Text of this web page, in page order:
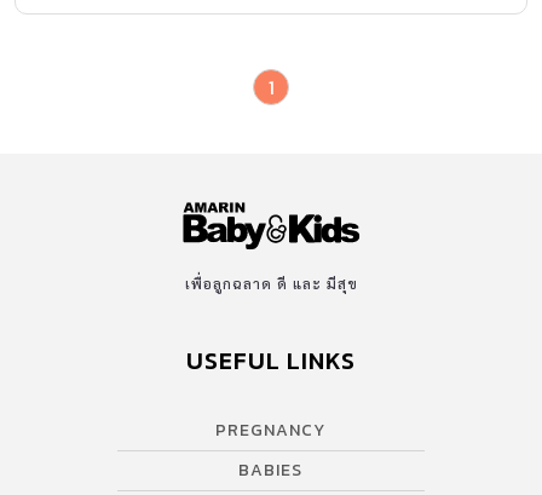
1
เพื่อลูกฉลาด ดี และ มีสุข
USEFUL LINKS
PREGNANCY
BABIES